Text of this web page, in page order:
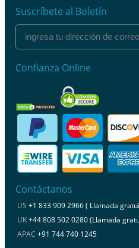
Suscríbete al Boletín
Confianza Online
Contáctanos
US +1 833 909 2966 ( Llamada
UK+44 808 502 0280 (Llamada
APAC +91 744 740 1245